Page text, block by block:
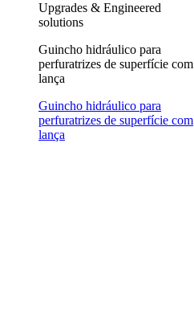
Upgrades & Engineered
solutions
Guincho hidráulico para
perfuratrizes de superfície com
lança
Guincho hidráulico para
perfuratrizes de superfície com
lança